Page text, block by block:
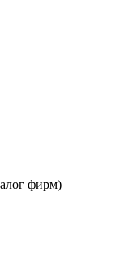
фирм)